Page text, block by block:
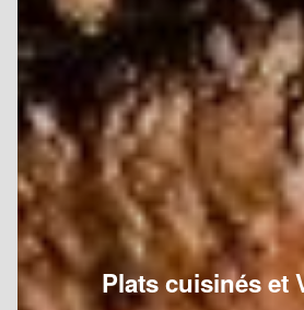
Plats cuisinés et